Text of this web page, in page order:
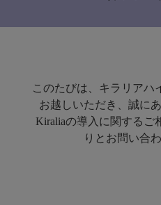
このたびは、キラリアハ
お越しいただき、誠に
Kiraliaの導入に関するご
りとお問い合